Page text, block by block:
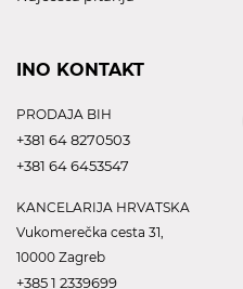
INO KONTAKT
PRODAJA BIH
+381 64 8270503
+381 64 6453547
KANCELARIJA HRVATSKA
Vukomerečka cesta 31,
10000 Zagreb
+385 1 2339699